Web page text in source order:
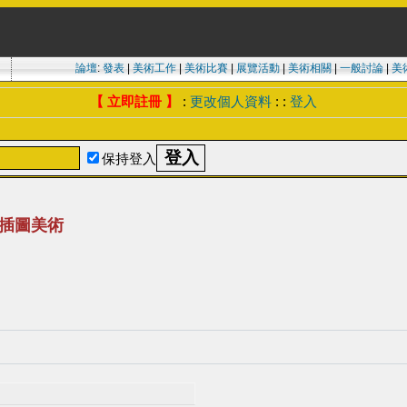
論壇: 發表| 美術工作| 美術比賽| 展覽活動| 美術相關 一般討論| 美
【 立即註冊 】 : 更改個人資料 : : 登入
保持登入
圖美術